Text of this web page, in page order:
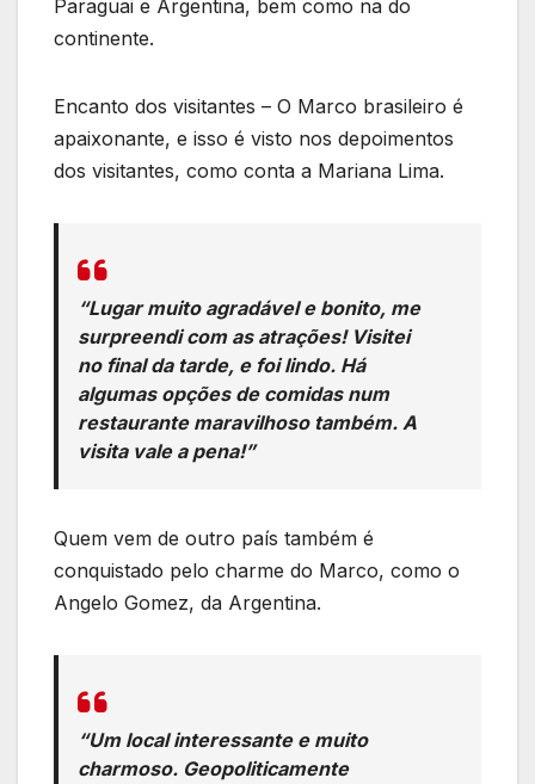
Paraguai e Argentina, bem como na do
continente.
Encanto dos visitantes – O Marco brasileiro é
apaixonante, e isso é visto nos depoimentos
dos visitantes, como conta a Mariana Lima.
“Lugar muito agradável e bonito, me
surpreendi com as atrações! Visitei
no final da tarde, e foi lindo. Há
algumas opções de comidas num
restaurante maravilhoso também. A
visita vale a pena!”
Quem vem de outro país também é
conquistado pelo charme do Marco, como o
Angelo Gomez, da Argentina.
“Um local interessante e muito
charmoso. Geopoliticamente